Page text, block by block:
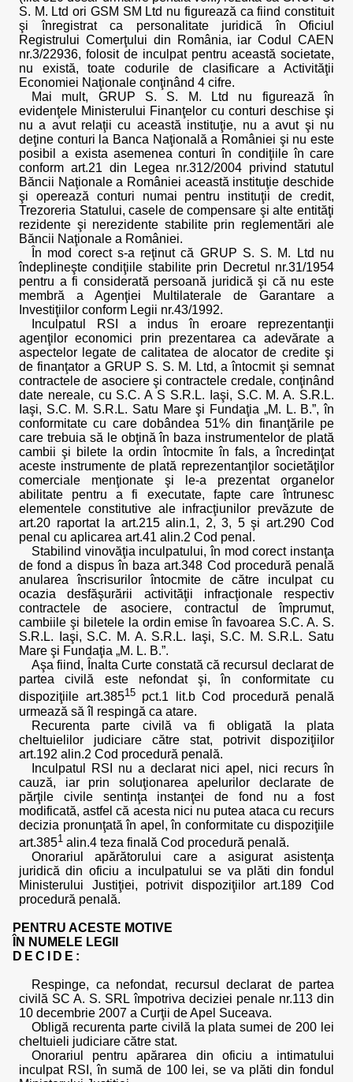
S. M. Ltd ori GSM SM Ltd nu figurează ca fiind constituit
şi înregistrat ca personalitate juridică în Oficiul
Registrului Comerţului din România, iar Codul CAEN
nr.3/22936, folosit de inculpat pentru această societate,
nu există, toate codurile de clasificare a Activităţii
Economiei Naţionale conţinând 4 cifre.
Mai mult, GRUP S. S. M. Ltd nu figurează în
evidenţele Ministerului Finanţelor cu conturi deschise şi
nu a avut relaţii cu această instituţie, nu a avut şi nu
deţine conturi la Banca Naţională a României şi nu este
posibil a exista asemenea conturi în condiţiile în care
conform art.21 din Legea nr.312/2004 privind statutul
Băncii Naţionale a României această instituţie deschide
şi operează conturi numai pentru instituţii de credit,
Trezoreria Statului, casele de compensare şi alte entităţi
rezidente şi nerezidente stabilite prin reglementări ale
Băncii Naţionale a României.
În mod corect s-a reţinut că GRUP S. S. M. Ltd nu
îndeplineşte condiţiile stabilite prin Decretul nr.31/1954
pentru a fi considerată persoană juridică şi că nu este
membră a Agenţiei Multilaterale de Garantare a
Investiţiilor conform Legii nr.43/1992.
Inculpatul RSI a indus în eroare reprezentanţii
agenţilor economici prin prezentarea ca adevărate a
aspectelor legate de calitatea de alocator de credite şi
de finanţator a GRUP S. S. M. Ltd, a întocmit şi semnat
contractele de asociere şi contractele credale, conţinând
date nereale, cu S.C. A S S.R.L. Iaşi, S.C. M. A. S.R.L.
Iaşi, S.C. M. S.R.L. Satu Mare şi Fundaţia „M. L. B.”, în
conformitate cu care dobândea 51% din finanţările pe
care trebuia să le obţină în baza instrumentelor de plată
cambii şi bilete la ordin întocmite în fals, a încredinţat
aceste instrumente de plată reprezentanţilor societăţilor
comerciale menţionate şi le-a prezentat organelor
abilitate pentru a fi executate, fapte care întrunesc
elementele constitutive ale infracţiunilor prevăzute de
art.20 raportat la art.215 alin.1, 2, 3, 5 şi art.290 Cod
penal cu aplicarea art.41 alin.2 Cod penal.
Stabilind vinovăţia inculpatului, în mod corect instanţa
de fond a dispus în baza art.348 Cod procedură penală
anularea înscrisurilor întocmite de către inculpat cu
ocazia desfăşurării activităţii infracţionale respectiv
contractele de asociere, contractul de împrumut,
cambiile şi biletele la ordin emise în favoarea S.C. A. S.
S.R.L. Iaşi, S.C. M. A. S.R.L. Iaşi, S.C. M. S.R.L. Satu
Mare şi Fundaţia „M. L. B.”.
Aşa fiind, Înalta Curte constată că recursul declarat de
partea civilă este nefondat şi, în conformitate cu
dispoziţiile art.38515pct.1 lit.b Cod procedură penală
urmează să îl respingă ca atare.
Recurenta parte civilă va fi obligată la plata
cheltuielilor judiciare către stat, potrivit dispoziţiilor
art.192 alin.2 Cod procedură penală.
Inculpatul RSI nu a declarat nici apel, nici recurs în
cauză, iar prin soluţionarea apelurilor declarate de
părţile civile sentinţa instanţei de fond nu a fost
modificată, astfel că acesta nici nu putea ataca cu recurs
decizia pronunţată în apel, în conformitate cu dispoziţiile
art.3851 alin.4 teza finală Cod procedură penală.
Onorariul apărătorului care a asigurat asistenţa
juridică din oficiu a inculpatului se va plăti din fondul
Ministerului Justiţiei, potrivit dispoziţiilor art.189 Cod
procedură penală.
PENTRU ACESTE MOTIVE
ÎN NUMELE LEGII
DECIDE:
Respinge, ca nefondat, recursul declarat de partea
civilă SC A. S. SRL împotriva deciziei penale nr.113 din
10 decembrie 2007 a Curţii de Apel Suceava.
Obligă recurenta parte civilă la plata sumei de 200 lei
cheltuieli judiciare către stat.
Onorariul pentru apărarea din oficiu a intimatului
inculpat RSI, în sumă de 100 lei, se va plăti din fondul